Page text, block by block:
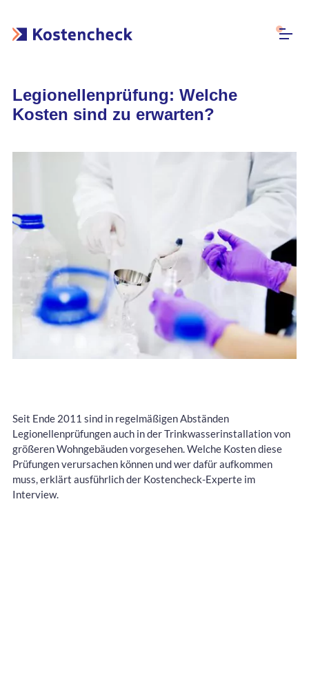
Legionellenprüfung: Welche
Kosten sind zu erwarten?
Seit Ende 2011 sind in regelmäßigen Abständen
Legionellenprüfungen auch in der Trinkwasserinstallation von
größeren Wohngebäuden vorgesehen. Welche Kosten diese
Prüfungen verursachen können und wer dafür aufkommen
muss, erklärt ausführlich der Kostencheck-Experte im
Interview.